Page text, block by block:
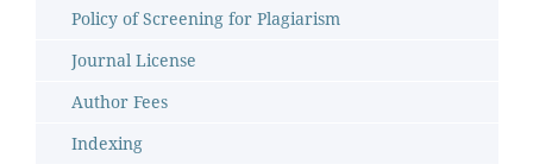
Policy of Screening for Plagiarism
Journal License
Author Fees
Indexing